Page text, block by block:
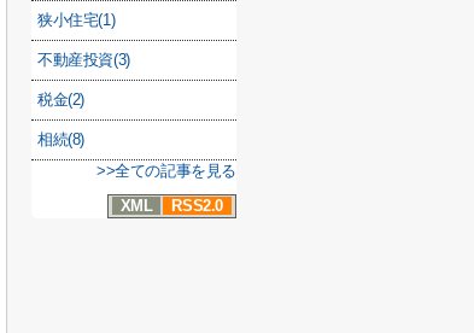
狭小住宅(1)
不動産投資(3)
税金(2)
相続(8)
>>全ての記事を見る
XML
RSS2.0